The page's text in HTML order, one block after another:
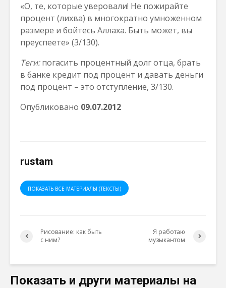
«О, те, которые уверовали! Не пожирайте
процент (лихва) в многократно умноженном
размере и бойтесь Аллаха. Быть может, вы
преуспеете» (3/130).
Теги:погасить процентный долг отца, брать
в банке кредит под процент и давать деньги
под процент – это отступление, 3/130.
Опубликовано 09.07.2012
rustam
ПОКАЗАТЬ ВСЕ МАТЕРИАЛЫ (ТЕКСТЫ)
Рисование: как быть
с ним?
Я работаю
музыкантом
Показать и други материалы на